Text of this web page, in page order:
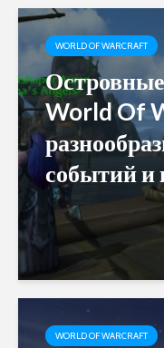
WORLD OF WARCRAFT
World Of
событий и
WORLD OF WARCRAFT